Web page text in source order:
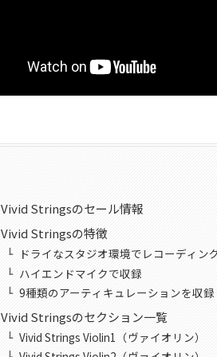
Vivid Stringsのセール情報
Vivid Stringsの特徴
ドライなスタジオ環境でレコーディン
ハイエンドマイクで収録
9種類のアーティキュレーションを収録
Vivid Stringsのセクション一覧
Vivid Strings Violin1（ヴァイオリン）